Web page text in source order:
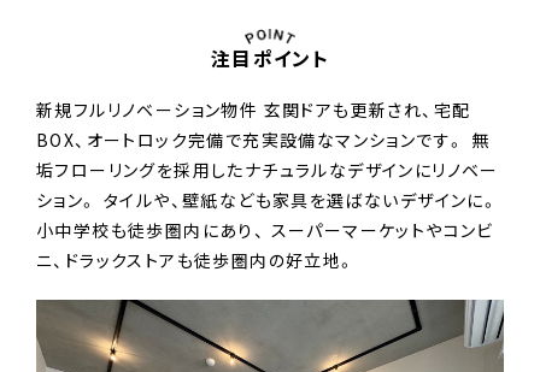
注目ポイント
新規フルリノベーション物件 玄関ドアも更新され、宅配
BOX、オートロック完備で充実設備なマンションです。 無
垢フローリングを採用したナチュラルなデザインにリノベー
ション。 タイルや、壁紙なども家具を選ばないデザインに。
小中学校も徒歩圏内にあり、 スーパーマーケットやコンビ
ニ、ドラックストアも徒歩圏内の好立地。